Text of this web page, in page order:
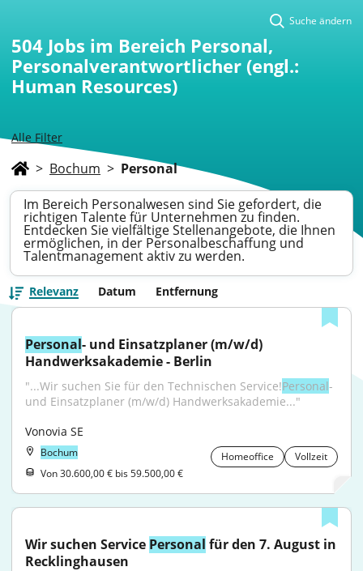
Alle Filter
Suche ändern
504 Jobs im Bereich Personal,
Personalverantwortlicher (engl.:
Human Resources)
> Bochum > Personal
Im Bereich Personalwesen sind Sie gefordert, die
richtigen Talente für Unternehmen zu finden.
Entdecken Sie vielfältige Stellenangebote, die Ihnen
ermöglichen, in der Personalbeschaffung und
Talentmanagement aktiv zu werden.
Relevanz Datum Entfernung
Personal- und Einsatzplaner (m/w/d)
Handwerksakademie - Berlin
"...Wir suchen Sie für den Technischen Service!Personal-
und Einsatzplaner (m/w/d) Handwerksakademie..."
Vonovia SE
Bochum Homeoffice
Vollzeit
Von 30.600,00 € bis 59.500,00 €
Wir suchen Service Personal für den 7. August in
Recklinghausen